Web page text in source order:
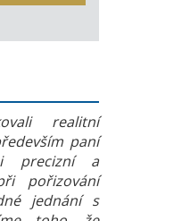
realitní
paní
precizní a
pořizování
jednání s